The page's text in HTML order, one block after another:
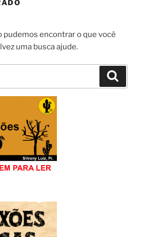
encontrar o que você
uma busca ajude.